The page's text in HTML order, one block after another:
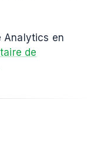
Analytics en
de